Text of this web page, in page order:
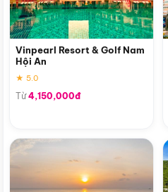
Vinpearl Resort & Golf Nam
Hội An
★ 5.0
Từ4,150,000đ